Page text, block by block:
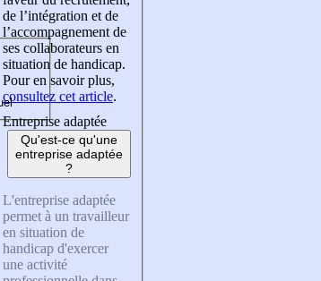
de l’intégration et de
l’accompagnement de
ses collaborateurs en
situation de handicap.
Pour en savoir plus,
consultez cet article.
Entreprise adaptée
Qu'est-ce qu'une
entreprise adaptée
?
L'entreprise adaptée
permet à un travailleur
en situation de
handicap d'exercer
une activité